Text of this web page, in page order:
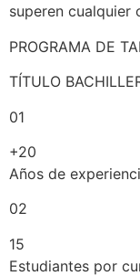
superen cualquier
PROGRAMA DE
TÍTULO
01
+20
Años de
02
15
Estudiantes por